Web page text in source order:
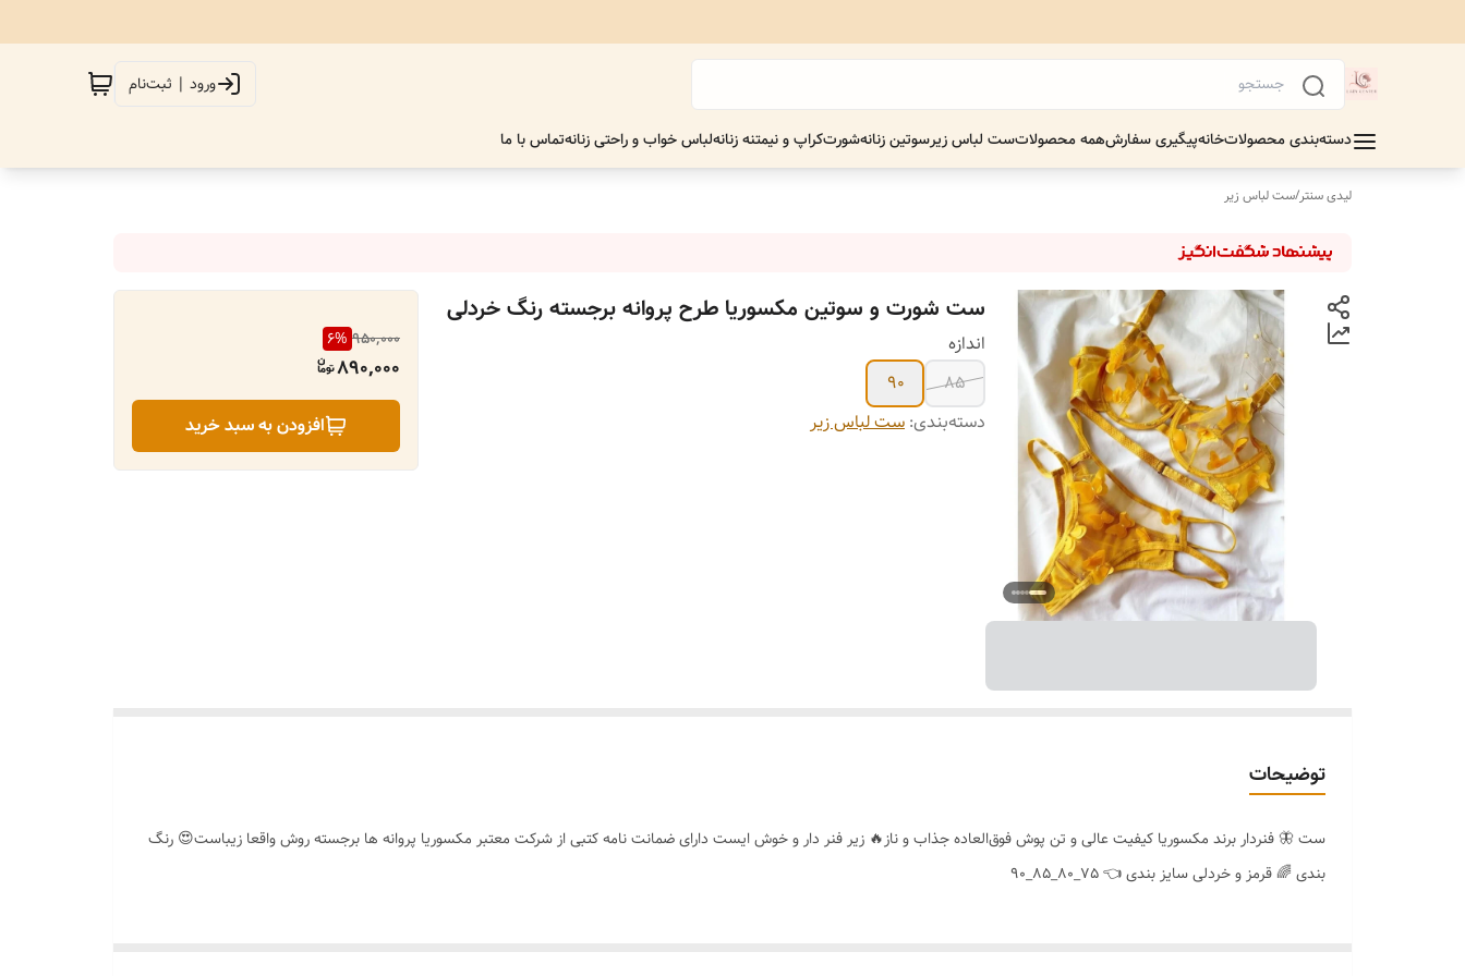
ورود | ثبت‌نام
دسته‌بندی محصولاتخانهپیگیری سفارشهمه محصولاتست لباس زیرسوتین زنانهشورتکراپ و نیمتنه زنانهلباس خواب و راحتی زنانهتماس با ما
لیدی سنتر/ست لباس زیر
ست شورت و سوتین مکسوریا طرح پروانه برجسته رنگ خردلی
اندازه
85
90
دسته‌بندی: ست لباس زیر
950,000
6%
890,000
افزودن به سبد خرید
توضیحات
ست 🦋 فنردار برند مکسوریا کیفیت عالی و تن پوش فوق‌العاده جذاب و ناز🔥 زیر فنر دار و خوش ایست دارای ضمانت نامه کتبی از شرکت معتبر مکسوریا پروانه ها برجسته روش واقعا زیباست😍 رنگ
بندی 🌈 قرمز و خردلی سایز بندی 👈 75_80_85_90